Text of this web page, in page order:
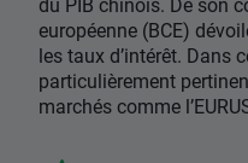
européenne (BCE)
les taux d’intérêt. Dans
particulièrement
marchés comme